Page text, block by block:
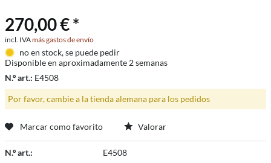
270,00 € *
incl. IVAmás gastos de envío
no en stock, se puede pedir
Disponible en aproximadamente 2 semanas
N.º art.: E4508
Por favor, cambie a la tienda alemana para los pedidos
Marcar como favorito Valorar
N.º art.: E4508